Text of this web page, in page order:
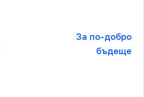
За по-добро
бъдеще